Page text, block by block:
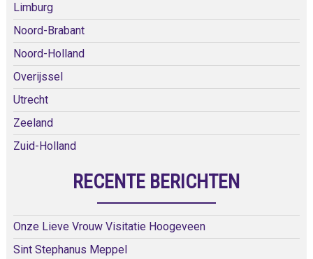
Limburg
Noord-Brabant
Noord-Holland
Overijssel
Utrecht
Zeeland
Zuid-Holland
RECENTE BERICHTEN
Onze Lieve Vrouw Visitatie Hoogeveen
Sint Stephanus Meppel